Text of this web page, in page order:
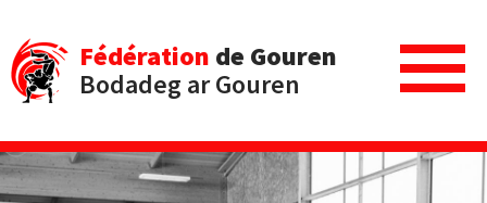
Fédération de Gouren
Bodadeg ar Gouren